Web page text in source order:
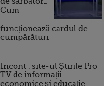
Cum
funcționează cardul de
cumpărături
Incont , site-ul Știrile Pro
TV de informații
economice și educație